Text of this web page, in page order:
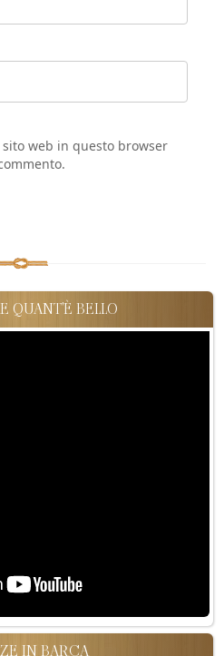
web in questo browser
QUANT'È BELLO
IN BARCA